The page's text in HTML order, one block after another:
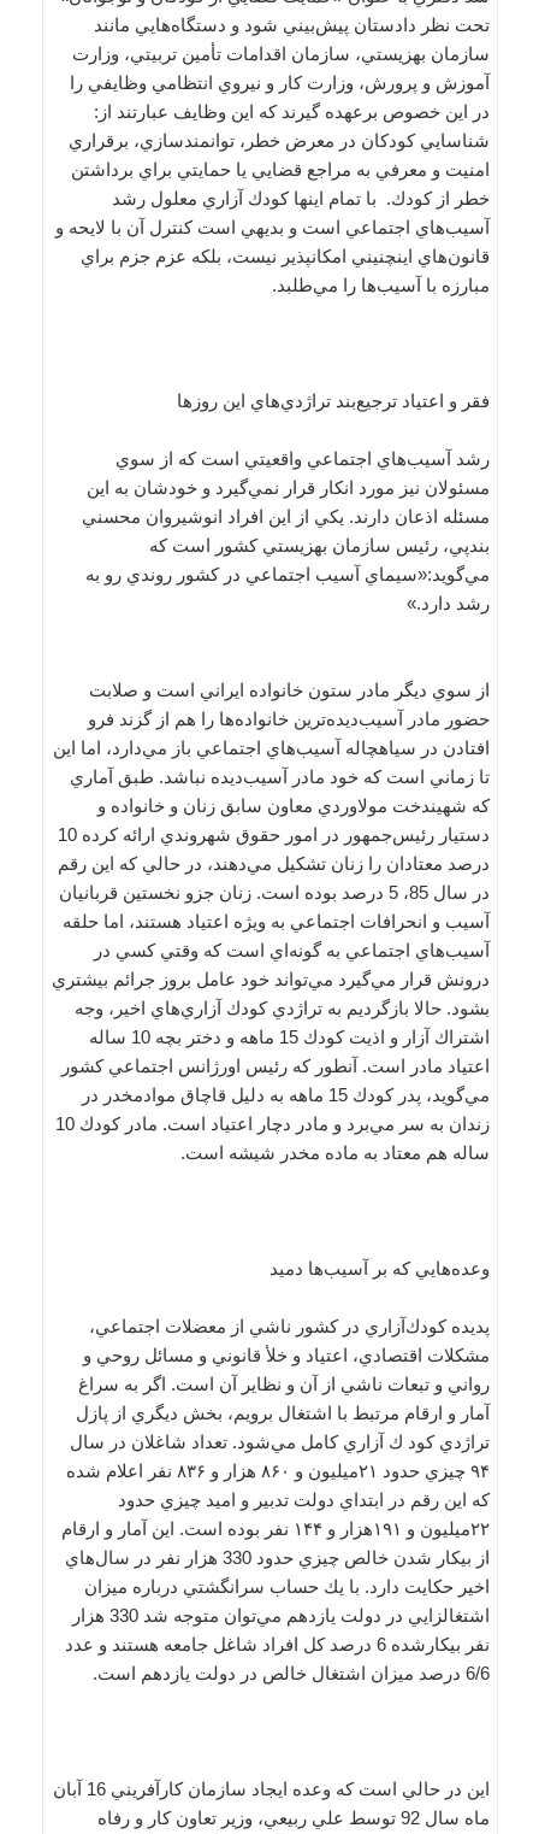
تحت نظر دادستان پيش‌بيني شود و دستگاه‌هايي مانند
سازمان بهزيستي، سازمان اقدامات تأمين تربيتي، وزارت
آموزش و پرورش، وزارت كار و نيروي انتظامي وظايفي را
در اين خصوص برعهده گيرند كه اين وظايف عبارتند از:
شناسايي كودكان در معرض خطر، توانمندسازي، برقراري
امنيت و معرفي به مراجع قضايي يا حمايتي براي برداشتن
خطر از كودك. با تمام اينها كودك آزاري معلول رشد
آسيب‌هاي اجتماعي است و بديهي است كنترل آن با لايحه و
قانون‌هاي اينچنيني امكانپذير نيست، بلكه عزم جزم براي
مبارزه با آسيب‌ها را مي‌طلبد.
فقر و اعتياد ترجيع‌بند تراژدي‌هاي اين روزها
رشد آسيب‌هاي اجتماعي واقعيتي است كه از سوي
مسئولان نيز مورد انكار قرار نمي‌گيرد و خودشان به اين
مسئله اذعان دارند. يكي از اين افراد انوشيروان محسني
بندپي، رئيس سازمان بهزيستي كشور است كه
مي‌گويد:«سيماي آسيب اجتماعي در كشور روندي رو به
رشد دارد.»
از سوي ديگر مادر ستون خانواده ايراني است و صلابت
حضور مادر آسيب‌ديده‌ترين خانواده‌ها را هم از گزند فرو
افتادن در سياهچاله آسيب‌هاي اجتماعي باز مي‌دارد، اما اين
تا زماني است كه خود مادر آسيب‌ديده نباشد. طبق آماري
كه شهيندخت مولاوردي معاون سابق زنان و خانواده و
دستيار رئيس‌جمهور در امور حقوق شهروندي ارائه كرده 10
درصد معتادان را زنان تشكيل مي‌دهند، در حالي كه اين رقم
در سال 85، 5 درصد بوده است. زنان جزو نخستين قربانيان
آسيب و انحرافات اجتماعي به ويژه اعتياد هستند، اما حلقه
آسيب‌هاي اجتماعي به گونه‌اي است كه وقتي كسي در
درونش قرار مي‌گيرد مي‌تواند خود عامل بروز جرائم بيشتري
بشود. حالا بازگرديم به تراژدي كودك آزاري‌هاي اخير، وجه
اشتراك آزار و اذيت كودك 15 ماهه و دختر بچه 10 ساله
اعتياد مادر است. آنطور كه رئيس اورژانس اجتماعي كشور
مي‌گويد، پدر كودك 15 ماهه به دليل قاچاق موادمخدر در
زندان به سر مي‌برد و مادر دچار اعتياد است. مادر كودك 10
ساله هم معتاد به ماده مخدر شيشه است.
وعده‌هايي كه بر آسيب‌ها دميد
پديده كودك‌آزاري در كشور ناشي از معضلات اجتماعي،
مشكلات اقتصادي، اعتياد و خلأ قانوني و مسائل روحي و
رواني و تبعات ناشي از آن و نظاير آن است. اگر به سراغ
آمار و ارقام مرتبط با اشتغال برويم، بخش ديگري از پازل
تراژدي كود ك آزاري كامل مي‌شود. تعداد شاغلان در سال
۹۴ چيزي حدود ۲۱ميليون و ۸۶۰ هزار و ۸۳۶ نفر اعلام شده
كه اين رقم در ابتداي دولت تدبير و اميد چيزي حدود
۲۲ميليون و ۱۹۱هزار و ۱۴۴ نفر بوده است. اين آمار و ارقام
از بيكار شدن خالص چيزي حدود 330 هزار نفر در سال‌هاي
اخير حكايت دارد. با يك حساب سرانگشتي درباره ميزان
اشتغالزايي در دولت يازدهم مي‌توان متوجه شد 330 هزار
نفر بيكارشده 6 درصد كل افراد شاغل جامعه هستند و عدد
6/6 درصد ميزان اشتغال خالص در دولت يازدهم است.
اين در حالي است كه وعده ايجاد سازمان كارآفريني 16 آبان
ماه سال 92 توسط علي ربيعي، وزير تعاون كار و رفاه